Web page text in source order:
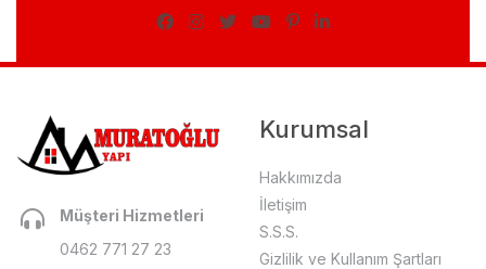
Müşteri Hizmetleri
0462 771 27 23
Kurumsal
Hakkımızda
İletişim
S.S.S.
Gizlilik ve Kullanım Şartları